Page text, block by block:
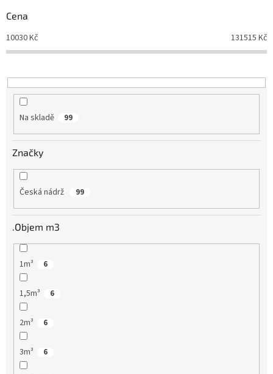
r
o
d
u
t
ů
Cena
10030Kč 131515 Kč
Na skladě 99
Značky
Česká nádrž 99
.Objem m3
1m³ 6
1,5m³ 6
2m³ 6
3m³ 6